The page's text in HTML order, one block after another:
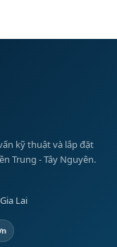
kỹ thuật và lắp đặt
Trung - Tây Nguyên.
Lai